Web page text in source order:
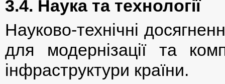
3.4. Наука та технології
Науково-технічні
для модернізації та
інфраструктури країни.